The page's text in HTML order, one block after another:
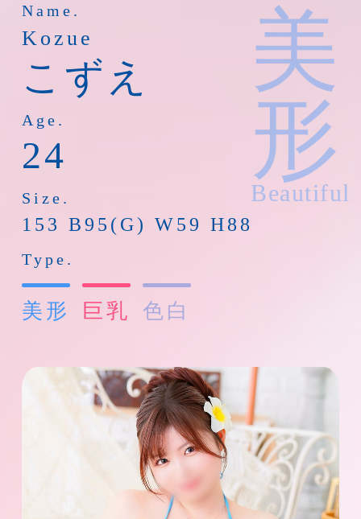
Name.
Kozue
こずえ
Age.
24
Size.
153 B95(G) W59 H88
Type.
美形 巨乳 色白
美
形
Beautiful